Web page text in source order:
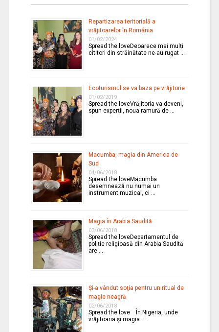
Repartizarea teritorială a
vrăjitoarelor în România
01/02/2024
Spread the loveDeoarece mai mulți
cititori din străinătate ne-au rugat …
Ecoturismul se va baza pe vrăjitorie
01/02/2019
Spread the loveVrăjitoria va deveni,
spun experții, noua ramură de …
Macumba, magia din America de
Sud
04/06/2018
Spread the loveMacumba
desemnează nu numai un
instrument muzical, ci …
Magia în Arabia Saudită
03/06/2018
Spread the loveDepartamentul de
poliție religioasă din Arabia Saudită
are …
Şi-a vândut soţia pentru un ritual de
magie neagră
02/06/2018
Spread the love În Nigeria, unde
vrăjitoaria şi magia …